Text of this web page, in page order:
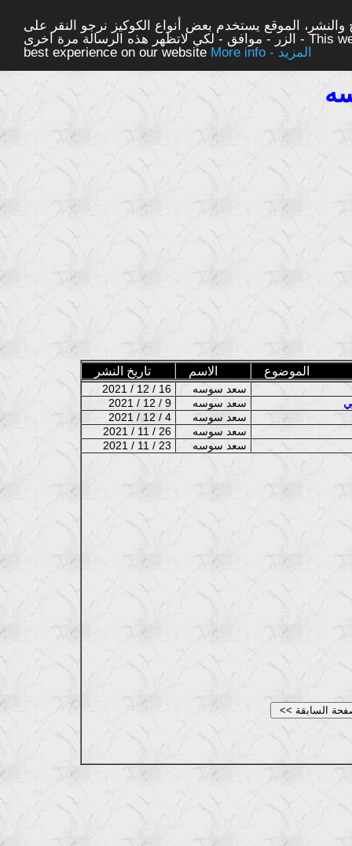
الموقع يستخدم بعض أنواع الكوكيز نرجو النقر على
الزر - موافق - لكي لاتظهر هذه الرسالة مرة اخرى - This website uses cookies to ensure you get the
best experience on our website
More info - المزيد
تاريخ النشر الاسم الموضوع
2021 / 12 / 16
2021 / 12 / 9
2021 / 12 / 4
2021 / 11 / 26
2021 / 11 / 23
سعد سوسه